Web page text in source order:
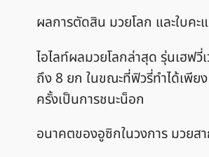
ผลการตัดสิน มวยโลก และใบคะ
ไอไลท์ผลมวยโลกล่าสุด รุ่นเฮฟ
ถึง 8 ยก ในขณะที่ฟิวรี่ทำได้เพี
ครั้งเป็นการชนะน็อก
อนาคตของอูซิกในวงการ มวยส